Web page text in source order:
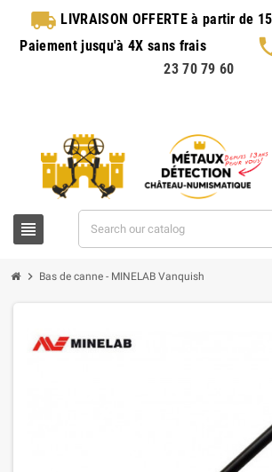
local_shipping LIVRAISON OFFERTEà partir de
Paiement jusqu'à 4X sans frais
23 70 79 60
view_headline
chevron_right Bas de canne - MINELAB Vanquish